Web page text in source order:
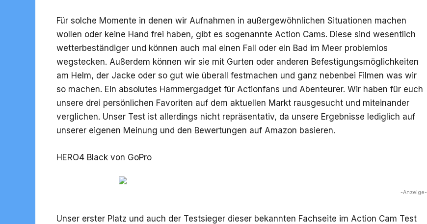
Für solche Momente in denen wir Aufnahmen in außergewöhnlichen Situationen machen
wollen oder keine Hand frei haben, gibt es sogenannte Action Cams. Diese sind wesentlich
wetterbeständiger und können auch mal einen Fall oder ein Bad im Meer problemlos
wegstecken. Außerdem können wir sie mit Gurten oder anderen Befestigungsmöglichkeiten
am Helm, der Jacke oder so gut wie überall festmachen und ganz nebenbei Filmen was wir
so machen. Ein absolutes Hammergadget für Actionfans und Abenteurer. Wir haben für euch
unsere drei persönlichen Favoriten auf dem aktuellen Markt rausgesucht und miteinander
verglichen. Unser Test ist allerdings nicht repräsentativ, da unsere Ergebnisse lediglich auf
unserer eigenen Meinung und den Bewertungen auf Amazon basieren.
HERO4 Black von GoPro
-Anzeige-
Unser erster Platz und auch der Testsieger dieser bekannten Fachseite im Action Cam Test